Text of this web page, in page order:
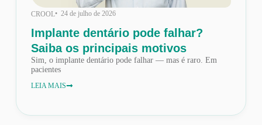
CROOL• 24 de julho de 2026
Implante dentário pode falhar?
Saiba os principais motivos
Sim, o implante dentário pode falhar — mas é raro. Em
pacientes
LEIA MAIS